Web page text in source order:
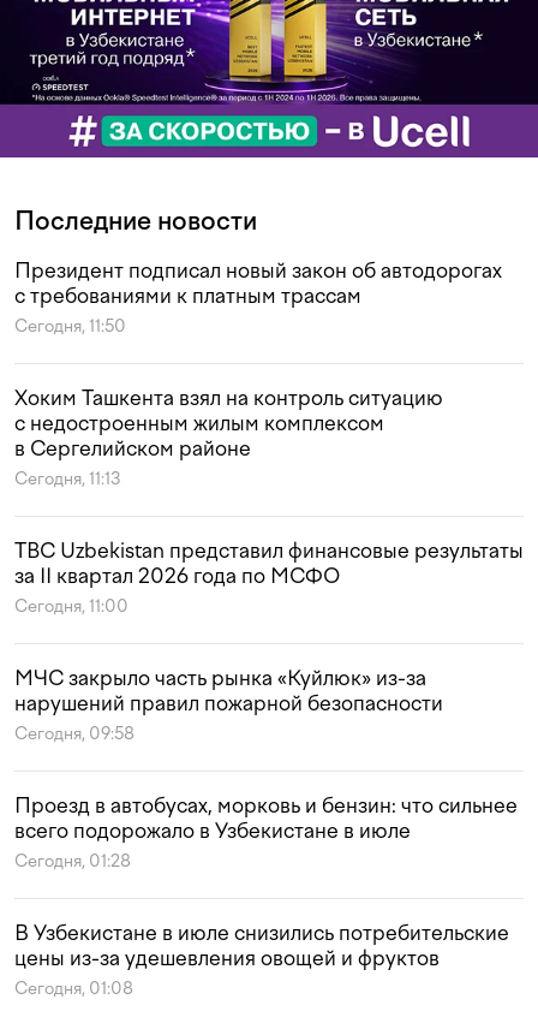
Последние новости
Президент подписал новый закон об автодорогах
с требованиями к платным трассам
Сегодня, 11:50
Хоким Ташкента взял на контроль ситуацию
с недостроенным жилым комплексом
в Сергелийском районе
Сегодня, 11:13
TBC Uzbekistan представил финансовые результаты
за II квартал 2026 года по МСФО
Сегодня, 11:00
МЧС закрыло часть рынка «Куйлюк» из-за
нарушений правил пожарной безопасности
Сегодня, 09:58
Проезд в автобусах, морковь и бензин: что сильнее
всего подорожало в Узбекистане в июле
Сегодня, 01:28
В Узбекистане в июле снизились потребительские
цены из-за удешевления овощей и фруктов
Сегодня, 01:08